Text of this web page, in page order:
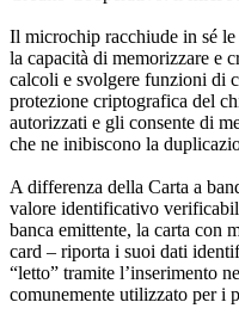
Il microchip racchiude in sé
la capacità di memorizzare e
calcoli e svolgere funzioni di
protezione criptografica del
autorizzati e gli consente di
che ne inibiscono la
A differenza della Carta a
valore identificativo
banca emittente, la carta con
card – riporta i suoi dati
“letto” tramite l’inserimento
comunemente utilizzato per i